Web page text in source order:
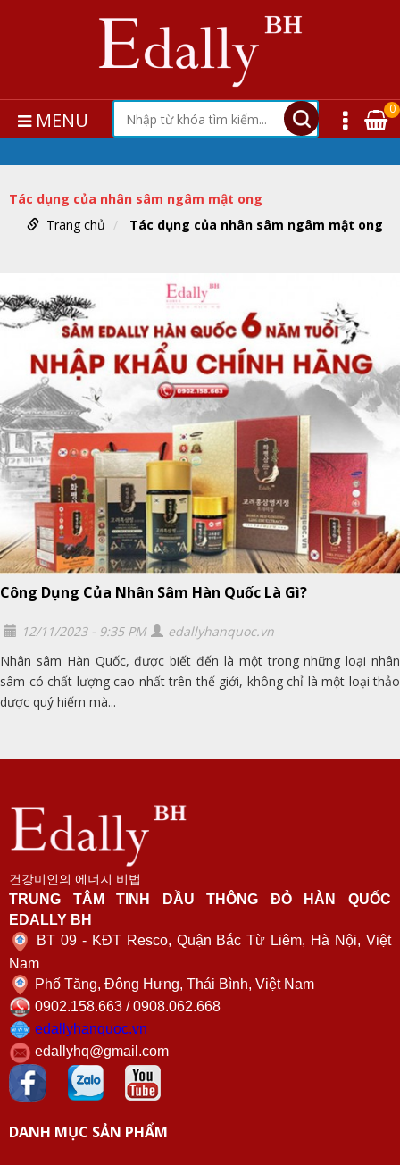
MENU 0
Tác dụng của nhân sâm ngâm mật ong
Trang chủ
Tác dụng của nhân sâm ngâm mật ong
Công Dụng Của Nhân Sâm Hàn Quốc Là Gì?
12/11/2023 - 9:35 PM
edallyhanquoc.vn
Nhân sâm Hàn Quốc, được biết đến là một trong những loại nhân
sâm có chất lượng cao nhất trên thế giới, không chỉ là một loại thảo
dược quý hiếm mà...
건강미인의 에너지 비법
TRUNG TÂM TINH DẦU THÔNG ĐỎ HÀN QUỐC
EDALLY BH
BT 09 - KĐT Resco, Quận Bắc Từ Liêm, Hà Nội, Việt
Nam
Phố Tăng, Đông Hưng, Thái Bình, Việt Nam
0902.158.663 / 0908.062.668
edallyhanquoc.vn
edallyhq@gmail.com
DANH MỤC SẢN PHẨM